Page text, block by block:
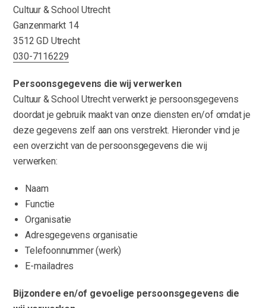
Cultuur & School Utrecht
Ganzenmarkt 14
3512 GD Utrecht
030-7116229
Persoonsgegevens die wij verwerken
Cultuur & School Utrecht verwerkt je persoonsgegevens
doordat je gebruik maakt van onze diensten en/of omdat je
deze gegevens zelf aan ons verstrekt. Hieronder vind je
een overzicht van de persoonsgegevens die wij
verwerken:
Naam
Functie
Organisatie
Adresgegevens organisatie
Telefoonnummer (werk)
E-mailadres
Bijzondere en/of gevoelige persoonsgegevens die